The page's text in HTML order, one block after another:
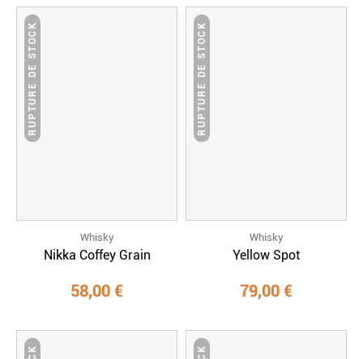
RUPTURE DE STOCK
Whisky
Nikka Coffey Grain
58,00 €
RUPTURE DE STOCK
Whisky
Yellow Spot
79,00 €